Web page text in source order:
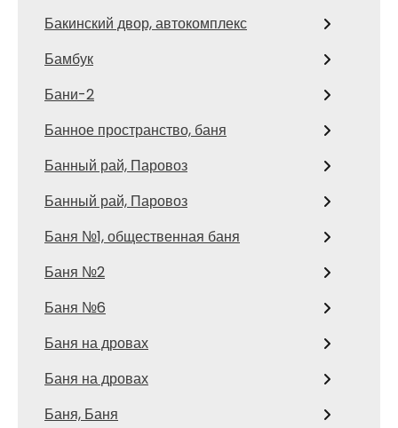
Бакинский двор, автокомплекс
Бамбук
Бани-2
Банное пространство, баня
Банный рай, Паровоз
Банный рай, Паровоз
Баня №1, общественная баня
Баня №2
Баня №6
Баня на дровах
Баня на дровах
Баня, Баня